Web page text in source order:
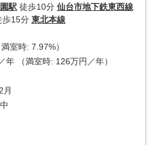
駅 徒歩10分 仙台市地下鉄東西線
歩15分 東北本線
室時: 7.97%）
年 （満室時: 126万円／年）
月